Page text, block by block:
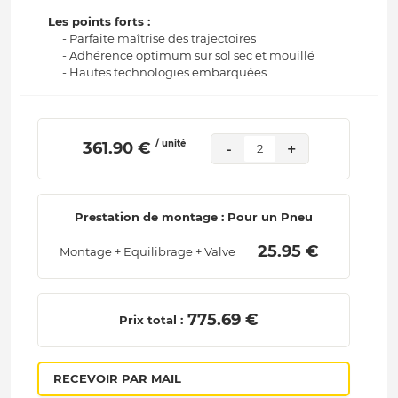
Les points forts :
- Parfaite maîtrise des trajectoires
- Adhérence optimum sur sol sec et mouillé
- Hautes technologies embarquées
361.90 € / unité - 2 +
Prestation de montage : Pour un Pneu
Montage + Equilibrage + Valve 25.95 €
Prix total : 775.69 €
RECEVOIR PAR MAIL